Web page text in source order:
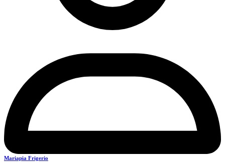
Mariapia Frigerio